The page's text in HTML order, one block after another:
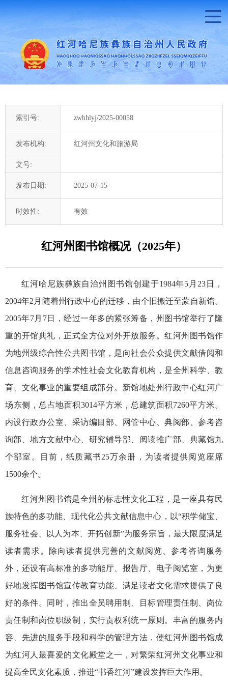
索引号: zwhhlyj/2025-00058
发布机构: 红河州文化和旅游局
文号:
发布日期: 2025-07-15
时效性: 有效
红河州图书馆概况（2025年）
红河哈尼族彝族自治州图书馆创建于1984年5月23日，
2004年2月随着州行政中心的迁移，由个旧搬迁至蒙自新馆。
2005年7月7日，经过一年多的紧张筹备，州图书馆举行了隆
重的开馆典礼，正式全方位对外开放服务。红河州图书馆作
为地州级综合性公共图书馆，是向社会公众提供文献借阅和
信息咨询服务的学术性社会文化教育机构，是全州科学、教
育、文化事业的重要组成部分。新馆地处州行政中心红河广
场东侧，总占地面积3014平方米，总建筑面积7260平方米。
内设行政办公室、采访编目部、网管中心、典阅部、参考咨
询部、地方文献中心、研究辅导部、阅读推广部、典藏馆九
个部室。目前，纸质藏书25万余册，为读者提供阅览座席
1500余个。
红河州图书馆是全州的标志性文化工程，是一座具有民
族特色的多功能、现代化公共文献信息中心，以“积学储宝、
服务社会、以人为本、开拓创新”为服务宗旨，最大限度满足
读者需求。除向读者提供完善的文献阅览、参考咨询服务
外，还设有高标准的多功能厅、报告厅、电子阅览室，为更
好地发挥图书馆宣传教育功能、满足读者文化需求提供了良
好的条件。同时，推出全员聘用制、目标管理责任制、岗位
责任制和岗位职级制，实行责权利统一原则。丰富的服务内
容、先进的服务手段和科学的管理方法，使红河州图书馆成
为红河人最喜爱的文化殿堂之一，对繁荣红河州文化事业和
提高全民文化素质，推进“书香红河”建设发挥巨大作用。